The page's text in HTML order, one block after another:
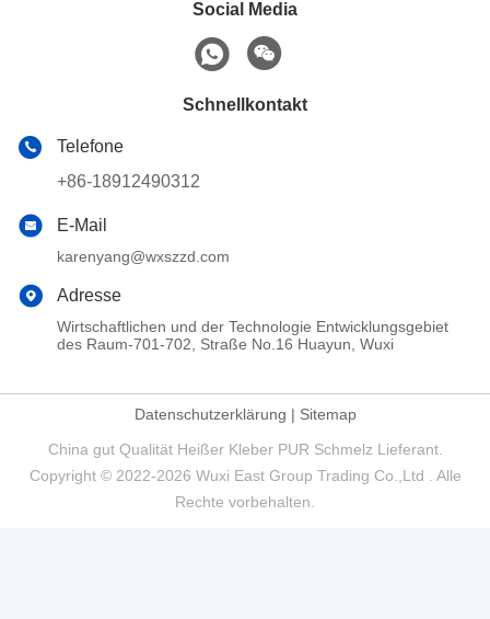
Social Media
Schnellkontakt
Telefone
+86-18912490312
E-Mail
karenyang@wxszzd.com
Adresse
Wirtschaftlichen und der Technologie Entwicklungsgebiet
des Raum-701-702, Straße No.16 Huayun, Wuxi
Datenschutzerklärung | Sitemap
China gut Qualität Heißer Kleber PUR Schmelz Lieferant.
Copyright © 2022-2026 Wuxi East Group Trading Co.,Ltd . Alle
Rechte vorbehalten.